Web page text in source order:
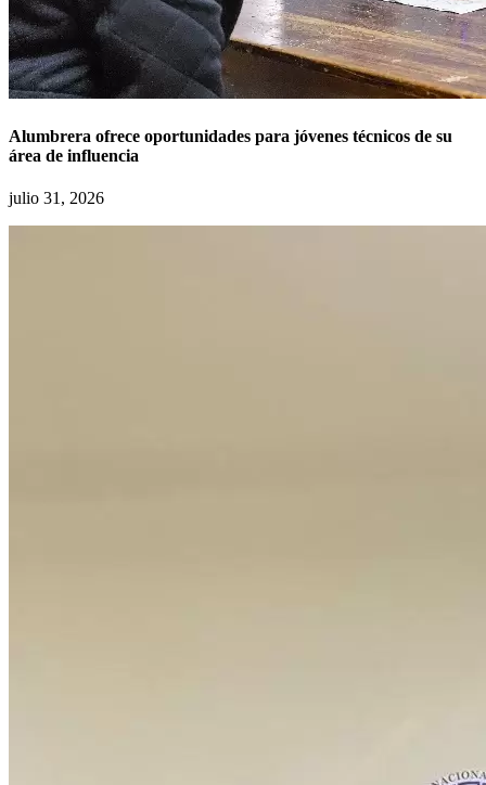
Alumbrera ofrece oportunidades para jóvenes técnicos de su
área de influencia
julio 31, 2026